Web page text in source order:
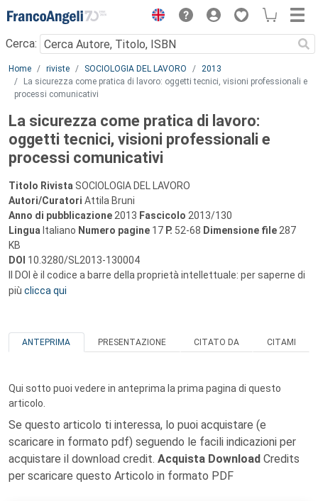
Menu
Cerca:
Main content
Home riviste SOCIOLOGIA DEL LAVORO
2013
La sicurezza come pratica di lavoro: oggetti tecnici, visioni professionali e
processi comunicativi
La sicurezza come pratica di lavoro:
oggetti tecnici, visioni professionali e
processi comunicativi
Titolo Rivista SOCIOLOGIA DEL LAVORO
Autori/Curatori Attila Bruni
Anno di pubblicazione 2013 Fascicolo 2013/130
Lingua Italiano Numero pagine 17 P. 52-68 Dimensione file 287
KB
DOI 10.3280/SL2013-130004
Il DOI è il codice a barre della proprietà intellettuale: per saperne di
più clicca qui
ANTEPRIMA PRESENTAZIONE CITATO DA CITAMI
Qui sotto puoi vedere in anteprima la prima pagina di questo
articolo.
Se questo articolo ti interessa, lo puoi acquistare (e
scaricare in formato pdf) seguendo le facili indicazioni per
acquistare il download credit. Acquista Download Credits
per scaricare questo Articolo in formato PDF